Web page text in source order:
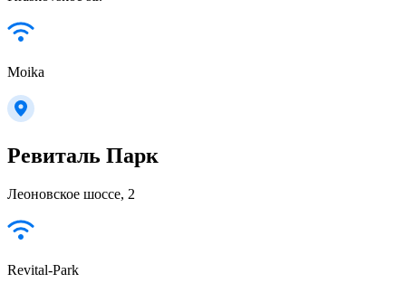
Moika
Ревиталь Парк
Леоновское шоссе, 2
Revital-Park